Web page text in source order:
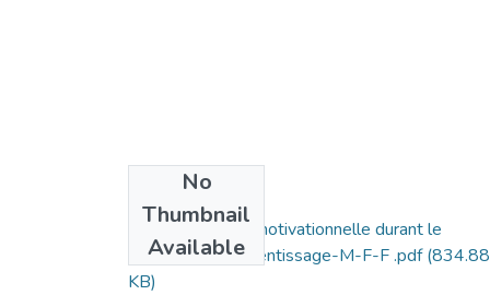
No
Thumbnail
Available
L’autorégulation motivationnelle durant le
processus d’apprentissage-M-F-F .pdf(834.88
KB)